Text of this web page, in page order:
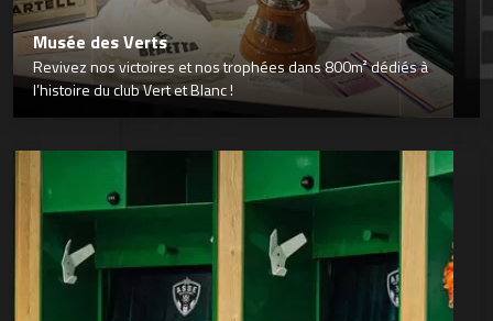
Musée des Verts
Revivez nos victoires et nos trophées dans 800m² dédiés à
l’histoire du club Vert et Blanc !